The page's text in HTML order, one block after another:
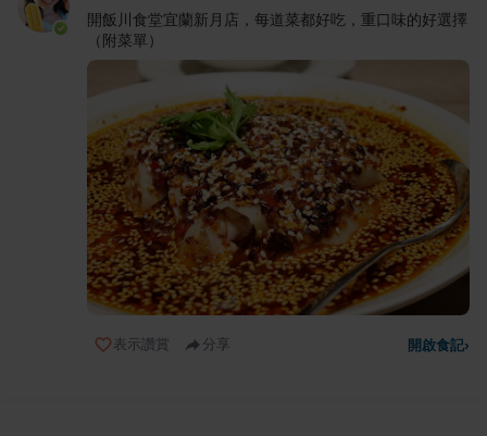
開飯川食堂宜蘭新月店，每道菜都好吃，重口味的好選擇
（附菜單）
表示讚賞 分享 開啟食記›